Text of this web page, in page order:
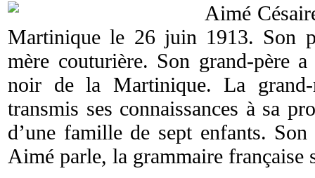
Aimé
Martinique le 26 juin 1913. Son
mère couturière. Son grand-père
noir de la Martinique. La
transmis ses connaissances à sa
d’une famille de sept enfants.
Aimé parle, la grammaire française